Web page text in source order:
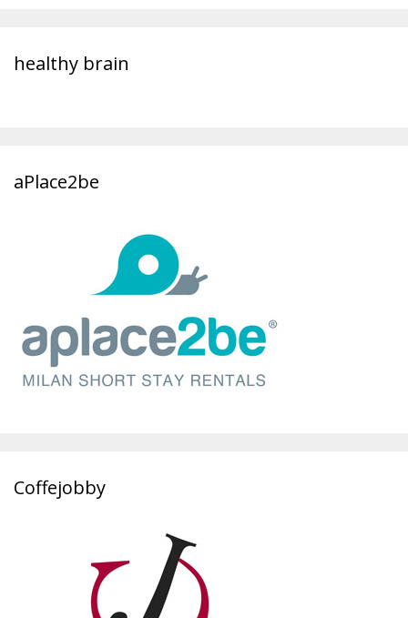
healthy brain
aPlace2be
Coffejobby